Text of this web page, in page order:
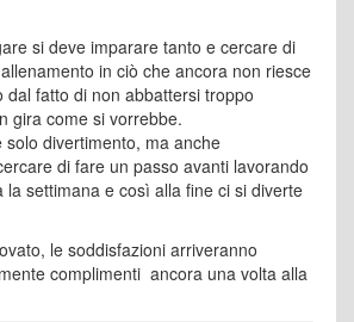
si deve imparare tanto e cercare di
in ciò che ancora non riesce
dal fatto di non abbattersi troppo
gira come si vorrebbe.
solo divertimento, ma anche
di fare un passo avanti lavorando
la settimana e così alla fine ci si diverte
le soddisfazioni arriveranno
complimenti ancora una volta alla